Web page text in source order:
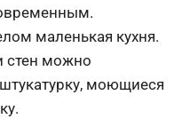
маленькая кухня.
стен можно
моющиеся